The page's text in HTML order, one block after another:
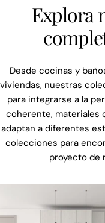
Explora
Desde cocinas y
viviendas, nuestras
para integrarse a la
coherente, materiales
adaptan a diferentes
colecciones para
proyecto de